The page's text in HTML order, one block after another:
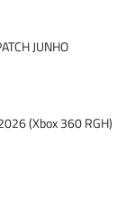
JUNHO
(Xbox 360 RGH)